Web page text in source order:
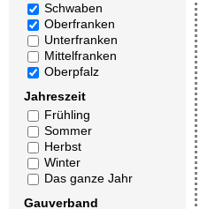
Schwaben
Oberfranken
Unterfranken
Mittelfranken
Oberpfalz
Jahreszeit
Frühling
Sommer
Herbst
Winter
Das ganze Jahr
Gauverband